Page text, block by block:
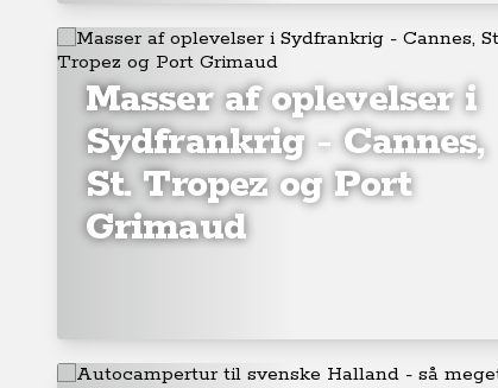
Masser af oplevelser i
Sydfrankrig - Cannes,
St. Tropez og Port
Grimaud